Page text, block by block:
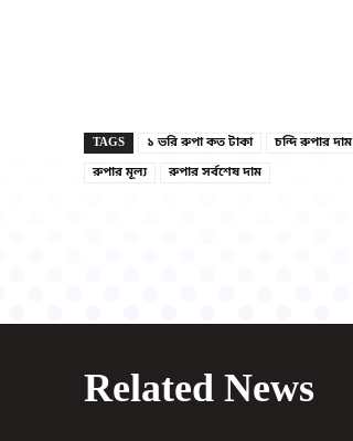
TAGS ১ ভরি রুপা কত টাকা চন্দি রুপার দাম
রুপার মূল্য
রুপার সর্বশেষ দাম
Related News